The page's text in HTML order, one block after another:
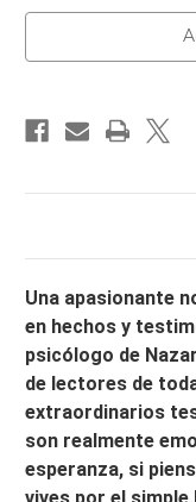
Una apasionante
en hechos y
psicólogo de
de lectores de
extraordinarios
son realmente
esperanza, si